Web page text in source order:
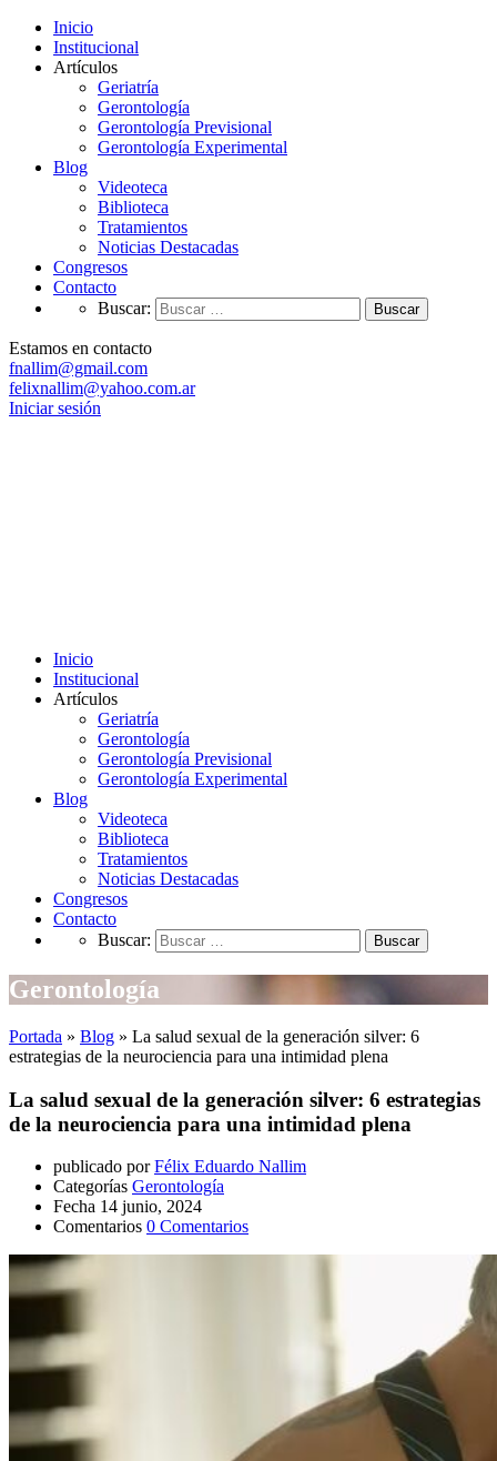
Inicio
Institucional
Artículos
Geriatría
Gerontología
Gerontología Previsional
Gerontología Experimental
Blog
Videoteca
Biblioteca
Tratamientos
Noticias Destacadas
Congresos
Contacto
Buscar:
Estamos en contacto
fnallim@gmail.com
felixnallim@yahoo.com.ar
Iniciar sesión
Inicio
Institucional
Artículos
Geriatría
Gerontología
Gerontología Previsional
Gerontología Experimental
Blog
Videoteca
Biblioteca
Tratamientos
Noticias Destacadas
Congresos
Contacto
Buscar:
Gerontología
Portada » Blog » La salud sexual de la generación silver: 6
estrategias de la neurociencia para una intimidad plena
La salud sexual de la generación silver: 6 estrategias
de la neurociencia para una intimidad plena
publicado por Félix Eduardo Nallim
Categorías Gerontología
Fecha 14 junio, 2024
Comentarios 0 Comentarios